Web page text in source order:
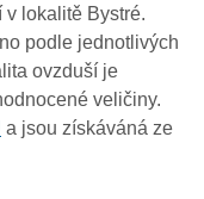
v lokalitě Bystré.
podle jednotlivých
ovzduší je
veličiny.
a jsou získáváná ze